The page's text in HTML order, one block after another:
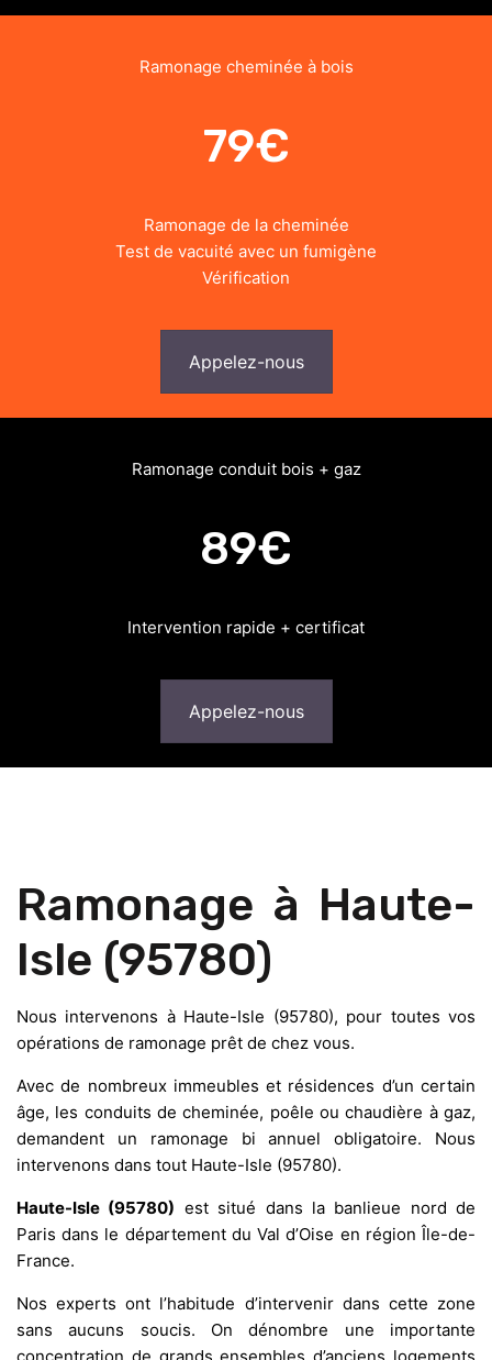
Ramonage cheminée à bois
79€
Ramonage de la cheminée
Test de vacuité avec un fumigène
Vérification
Appelez-nous
Ramonage conduit bois + gaz
89€
Intervention rapide + certificat
Appelez-nous
Ramonage à Haute-
Isle (95780)
Nous intervenons à Haute-Isle (95780), pour toutes vos
opérations de ramonage prêt de chez vous.
Avec de nombreux immeubles et résidences d’un certain
âge, les conduits de cheminée, poêle ou chaudière à gaz,
demandent un ramonage bi annuel obligatoire. Nous
intervenons dans tout Haute-Isle (95780).
Haute-Isle (95780) est situé dans la banlieue nord de
Paris dans le département du Val d’Oise en région Île-de-
France.
Nos experts ont l’habitude d’intervenir dans cette zone
sans aucuns soucis. On dénombre une importante